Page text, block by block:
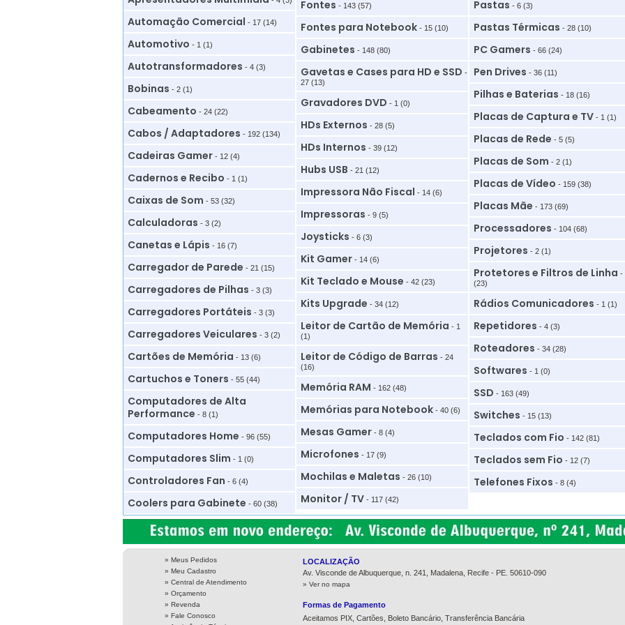
Automação Comercial - 17 (14)
Automotivo - 1 (1)
Autotransformadores - 4 (3)
Bobinas - 2 (1)
Cabeamento - 24 (22)
Cabos / Adaptadores - 192 (134)
Cadeiras Gamer- 12 (4)
Cadernos e Recibo - 1 (1)
Caixas de Som - 53 (32)
Calculadoras - 3 (2)
Canetas e Lápis - 16 (7)
Carregador de Parede - 21 (15)
Carregadores de Pilhas - 3 (3)
Carregadores Portáteis - 3 (3)
Carregadores Veiculares - 3 (2)
Cartões de Memória - 13 (6)
Cartuchos e Toners - 55 (44)
Computadores de Alta
Performance - 8 (1)
Computadores Home - 96 (55)
Computadores Slim - 1 (0)
Controladores Fan - 6 (4)
Coolers para Gabinete - 60 (38)
Fontes - 143 (57)
Fontes para Notebook- 15 (10)
Gabinetes - 148 (80)
Gavetas e Cases para HD e SSD -
27 (13)
Gravadores DVD - 1 (0)
HDs Externos - 28 (5)
HDs Internos - 39 (12)
Hubs USB - 21 (12)
Impressora Não Fiscal - 14 (6)
Impressoras - 9 (5)
Joysticks - 6 (3)
Kit Gamer- 14 (6)
Kit Teclado e Mouse - 42 (23)
Kits Upgrade - 34 (12)
Leitor de Cartão de Memória - 1
(1)
Leitor de Código de Barras - 24
(16)
Memória RAM - 162 (48)
Memórias para Notebook- 40 (6)
Mesas Gamer- 8 (4)
Microfones - 17 (9)
Mochilas e Maletas - 26 (10)
Monitor / TV- 117 (42)
Pastas - 6 (3)
Pastas Térmicas - 28 (10)
PC Gamers - 66 (24)
Pen Drives - 36 (11)
Pilhas e Baterias - 18 (16)
Placas de Captura e TV- 1 (1)
Placas de Rede - 5 (5)
Placas de Som - 2 (1)
Placas de Vídeo - 159 (38)
Placas Mãe - 173 (69)
Processadores - 104 (68)
Projetores - 2 (1)
Protetores e Filtros de Linha -
(23)
Rádios Comunicadores - 1 (1)
Repetidores - 4 (3)
Roteadores - 34 (28)
Softwares - 1 (0)
SSD - 163 (49)
Switches - 15 (13)
Teclados com Fio - 142 (81)
Teclados sem Fio - 12 (7)
Telefones Fixos - 8 (4)
» Meus Pedidos
» Meu Cadastro
» Central de Atendimento
» Orçamento
» Revenda
» Fale Conosco
LOCALIZAÇÃO
Av. Visconde de Albuquerque, n. 241, Madalena, Recife - PE. 50610-090
» Ver no mapa
Formas de Pagamento
Aceitamos PIX, Cartões, Boleto Bancário, Transferência Bancária